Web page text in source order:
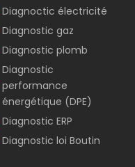
Diagnoctic électricité
Diagnostic gaz
Diagnostic plomb
Diagnostic
performance
énergétique (DPE)
Diagnostic ERP
Diagnostic loi Boutin